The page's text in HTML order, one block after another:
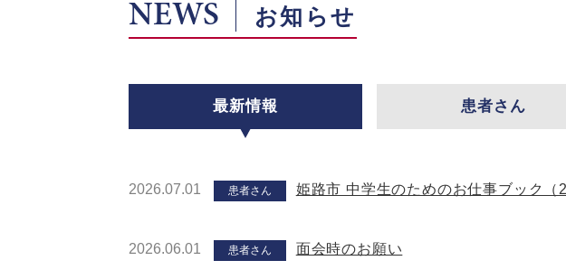
NEWS お知らせ
最新情報 患者さん
2026.07.01 患者さん 姫路市 中学生のためのお仕事ブック（
2026.06.01 患者さん 面会時のお願い